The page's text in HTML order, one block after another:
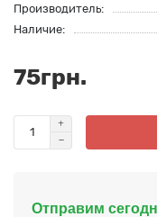
Производитель:
Наличие:
75грн.
Отправим